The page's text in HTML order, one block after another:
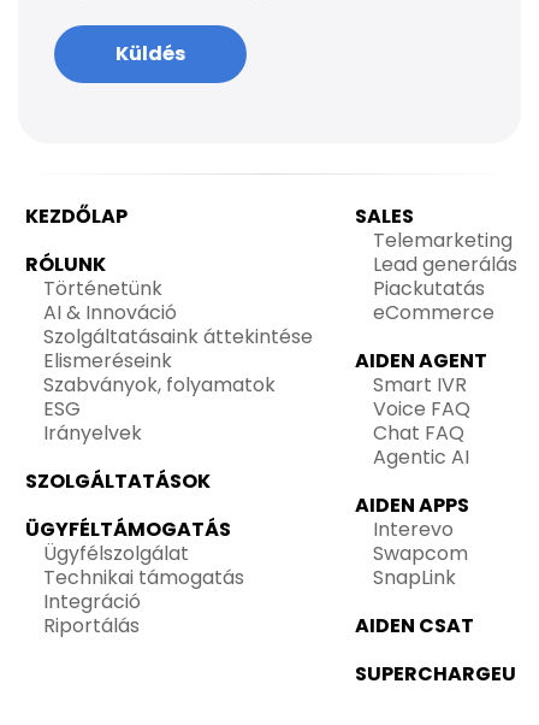
KEZDŐLAP
RÓLUNK
Történetünk
AI & Innováció
Szolgáltatásaink áttekintése
Elismeréseink
Szabványok, folyamatok
ESG
Irányelvek
SZOLGÁLTATÁSOK
ÜGYFÉLTÁMOGATÁS
Ügyfélszolgálat
Technikai támogatás
Integráció
Riportálás
SALES
Telemarketing
Lead generálás
Piackutatás
eCommerce
AIDEN AGENT
Smart IVR
Voice FAQ
Chat FAQ
Agentic AI
AIDEN APPS
Interevo
Swapcom
SnapLink
AIDEN CSAT
SUPERCHARGEU